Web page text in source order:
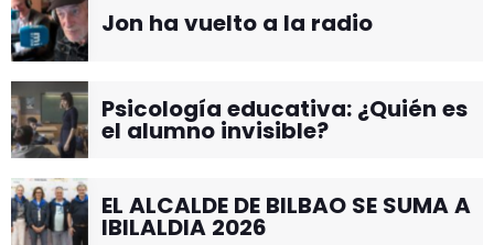
Jon ha vuelto a la radio
Psicología educativa: ¿Quién es
el alumno invisible?
EL ALCALDE DE BILBAO SE SUMA A
IBILALDIA 2026